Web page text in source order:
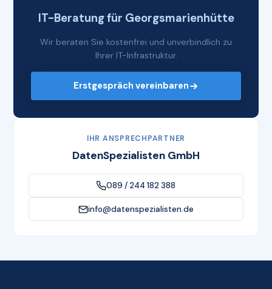
IT-Beratung für Georgsmarienhütte
Wir beraten Sie kostenfrei und unverbindlich zu
Ihrer IT-Infrastruktur.
Erstgespräch vereinbaren
IHR ANSPRECHPARTNER
DatenSpezialisten GmbH
089 / 244 182 388
info@datenspezialisten.de